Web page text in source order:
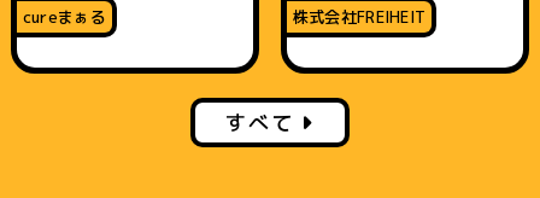
cureまぁる 株式会社FREIHEIT
すべて